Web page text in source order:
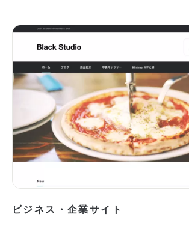
ビジネス・企業サイト